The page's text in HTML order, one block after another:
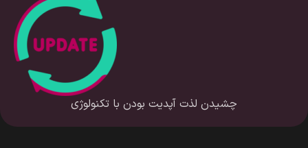
چشیدن لذت آپدیت بودن با تکنولوژی